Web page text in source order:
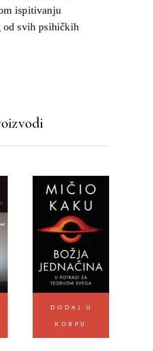
ispitivanju
od svih psihičkih
DODAJ U
KORPU